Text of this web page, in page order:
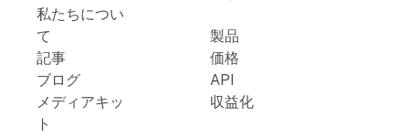
私たちについ
て
記事
ブログ
メディアキッ
ト
製品
価格
API
収益化